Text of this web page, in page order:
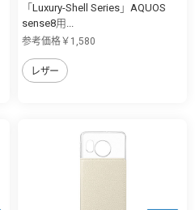
「Luxury-Shell Series」AQUOS
sense8用...
参考価格￥1,580
レザー